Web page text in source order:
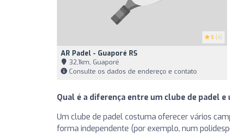
5 (4)
AR Padel - Guaporé RS
32,1km, Guaporé
Consulte os dados de endereço e contato
Qual é a diferença entre um clube de padel e
Um clube de padel costuma oferecer vários
forma independente (por exemplo, num